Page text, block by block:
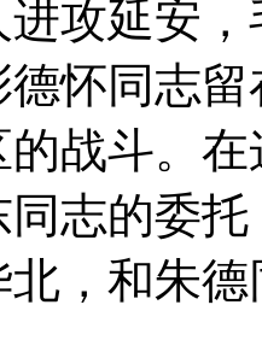
攻延安
怀同志
的战斗。
志的委
，和朱